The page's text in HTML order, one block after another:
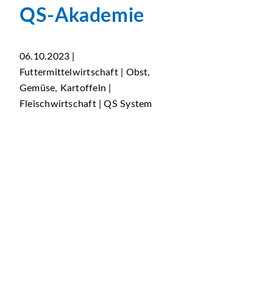
QS-Akademie
06.10.2023 |
Futtermittelwirtschaft | Obst,
Gemüse, Kartoffeln |
Fleischwirtschaft | QS System